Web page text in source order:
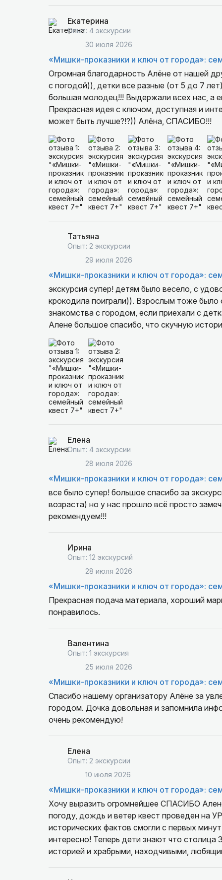
Екатерина
Опыт: 4 экскурсии
30 июля 2026
«Мишки-проказники и ключ от города»:
Огромная благодарность Алёне от нашей
с погодой)), детки все разные (от 5 до 7
большая молодец!!! Выдержали всех нас, а
Прекрасная идея с ключом, доступная и
может быть лучше?!?)) Алёна, СПАСИБО!!!
Татьяна
Опыт: 2 экскурсии
29 июля 2026
«Мишки-проказники и ключ от города»:
экскурсия супер! детям было весело, с
крокодила поиграли)). Взрослым тоже
знакомства с городом, если приехали с
Алене большое спасибо, что скучную
Елена
Опыт: 4 экскурсии
28 июля 2026
«Мишки-проказники и ключ от города»:
все было супер! большое спасибо за
возраста) но у нас прошло всё просто
рекомендуем!!!
Ирина
Опыт: 12 экскурсий
28 июля 2026
«Мишки-проказники и ключ от города»:
Прекрасная подача материала, хороший
понравилось.
Валентина
Опыт: 1 экскурсия
25 июля 2026
«Мишки-проказники и ключ от города»:
Спасибо нашему организатору Алёне за
городом. Дочка довольная и запомнила
очень рекомендую!
Елена
Опыт: 2 экскурсии
10 июля 2026
«Мишки-проказники и ключ от города»:
Хочу выразить огромнейшее СПАСИБО Алене за великолепную работу. Несмотря на
погоду, дождь и ветер квест проведен на УРА! Нестандартный подход, интересная
исторических фактов смогли с первых
интересно! Теперь дети знают что столица
историей и храбрыми, находчивыми,